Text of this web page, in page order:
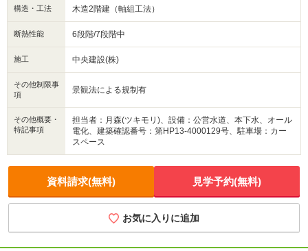
構造・工法 木造2階建（軸組工法）
断熱性能 6段階/7段階中
施工 中央建設(株)
その他制限事
項
景観法による規制有
その他概要・
特記事項
担当者：月森(ツキモリ)、設備：公営水道、本下水、オール
電化、建築確認番号：第HP13-4000129号、駐車場：カー
スペース
資料請求(無料) 見学予約(無料)
お気に入りに追加